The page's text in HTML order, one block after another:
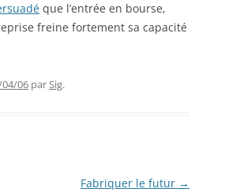
que l’entrée en bourse,
freine fortement sa capacité
04/06 parSig.
Fabriquer le futur →